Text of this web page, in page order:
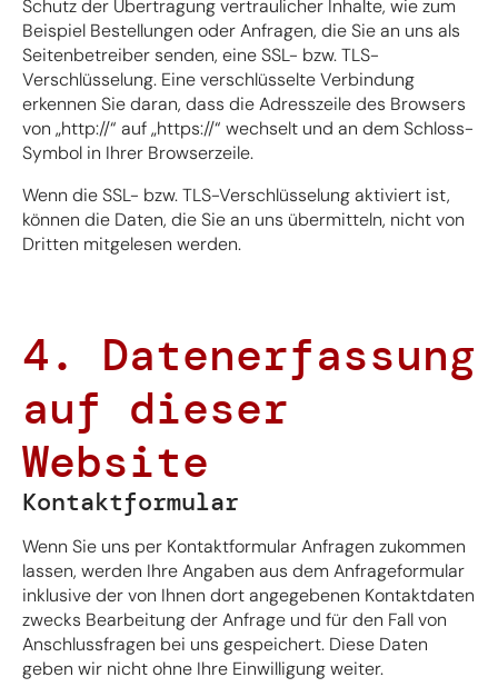
Schutz der Übertragung vertraulicher Inhalte, wie zum
Beispiel Bestellungen oder Anfragen, die Sie an uns als
Seitenbetreiber senden, eine SSL- bzw. TLS-
Verschlüsselung. Eine verschlüsselte Verbindung
erkennen Sie daran, dass die Adresszeile des Browsers
von „http://“ auf „https://“ wechselt und an dem Schloss-
Symbol in Ihrer Browserzeile.
Wenn die SSL- bzw. TLS-Verschlüsselung aktiviert ist,
können die Daten, die Sie an uns übermitteln, nicht von
Dritten mitgelesen werden.
4. Datenerfassung
auf dieser
Website
Kontaktformular
Wenn Sie uns per Kontaktformular Anfragen zukommen
lassen, werden Ihre Angaben aus dem Anfrageformular
inklusive der von Ihnen dort angegebenen Kontaktdaten
zwecks Bearbeitung der Anfrage und für den Fall von
Anschlussfragen bei uns gespeichert. Diese Daten
geben wir nicht ohne Ihre Einwilligung weiter.